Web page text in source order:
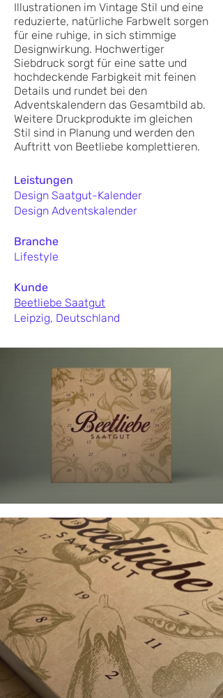
Illustrationen im Vintage Stil und eine
reduzierte, natürliche Farbwelt sorgen
für eine ruhige, in sich stimmige
Designwirkung. Hochwertiger
Siebdruck sorgt für eine satte und
hochdeckende Farbigkeit mit feinen
Details und rundet bei den
Adventskalendern das Gesamtbild ab.
Weitere Druckprodukte im gleichen
Stil sind in Planung und werden den
Auftritt von Beetliebe komplettieren.
Leistungen
Design Saatgut-Kalender
Design Adventskalender
Branche
Lifestyle
Kunde
Beetliebe Saatgut
Leipzig, Deutschland